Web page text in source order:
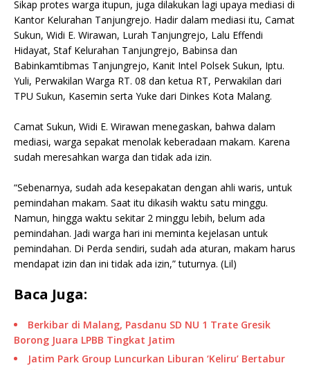
Sikap protes warga itupun, juga dilakukan lagi upaya mediasi di
Kantor Kelurahan Tanjungrejo. Hadir dalam mediasi itu, Camat
Sukun, Widi E. Wirawan, Lurah Tanjungrejo, Lalu Effendi
Hidayat, Staf Kelurahan Tanjungrejo, Babinsa dan
Babinkamtibmas Tanjungrejo, Kanit Intel Polsek Sukun, Iptu.
Yuli, Perwakilan Warga RT. 08 dan ketua RT, Perwakilan dari
TPU Sukun, Kasemin serta Yuke dari Dinkes Kota Malang.
Camat Sukun, Widi E. Wirawan menegaskan, bahwa dalam
mediasi, warga sepakat menolak keberadaan makam. Karena
sudah meresahkan warga dan tidak ada izin.
“Sebenarnya, sudah ada kesepakatan dengan ahli waris, untuk
pemindahan makam. Saat itu dikasih waktu satu minggu.
Namun, hingga waktu sekitar 2 minggu lebih, belum ada
pemindahan. Jadi warga hari ini meminta kejelasan untuk
pemindahan. Di Perda sendiri, sudah ada aturan, makam harus
mendapat izin dan ini tidak ada izin,” tuturnya. (Lil)
Baca Juga:
Berkibar di Malang, Pasdanu SD NU 1 Trate Gresik
Borong Juara LPBB Tingkat Jatim
Jatim Park Group Luncurkan Liburan ‘Keliru’ Bertabur